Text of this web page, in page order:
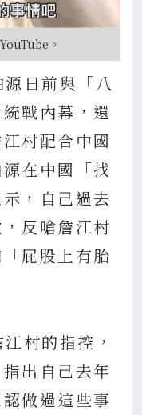
。
日前與「八
戰內幕，還
村配合中國
在中國「找
，自己過去
反嗆詹江村
屁股上有胎
村的指控，
出自己去年
做過這些事